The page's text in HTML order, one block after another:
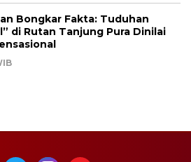
Bongkar Fakta: Tuduhan
di Rutan Tanjung Pura Dinilai